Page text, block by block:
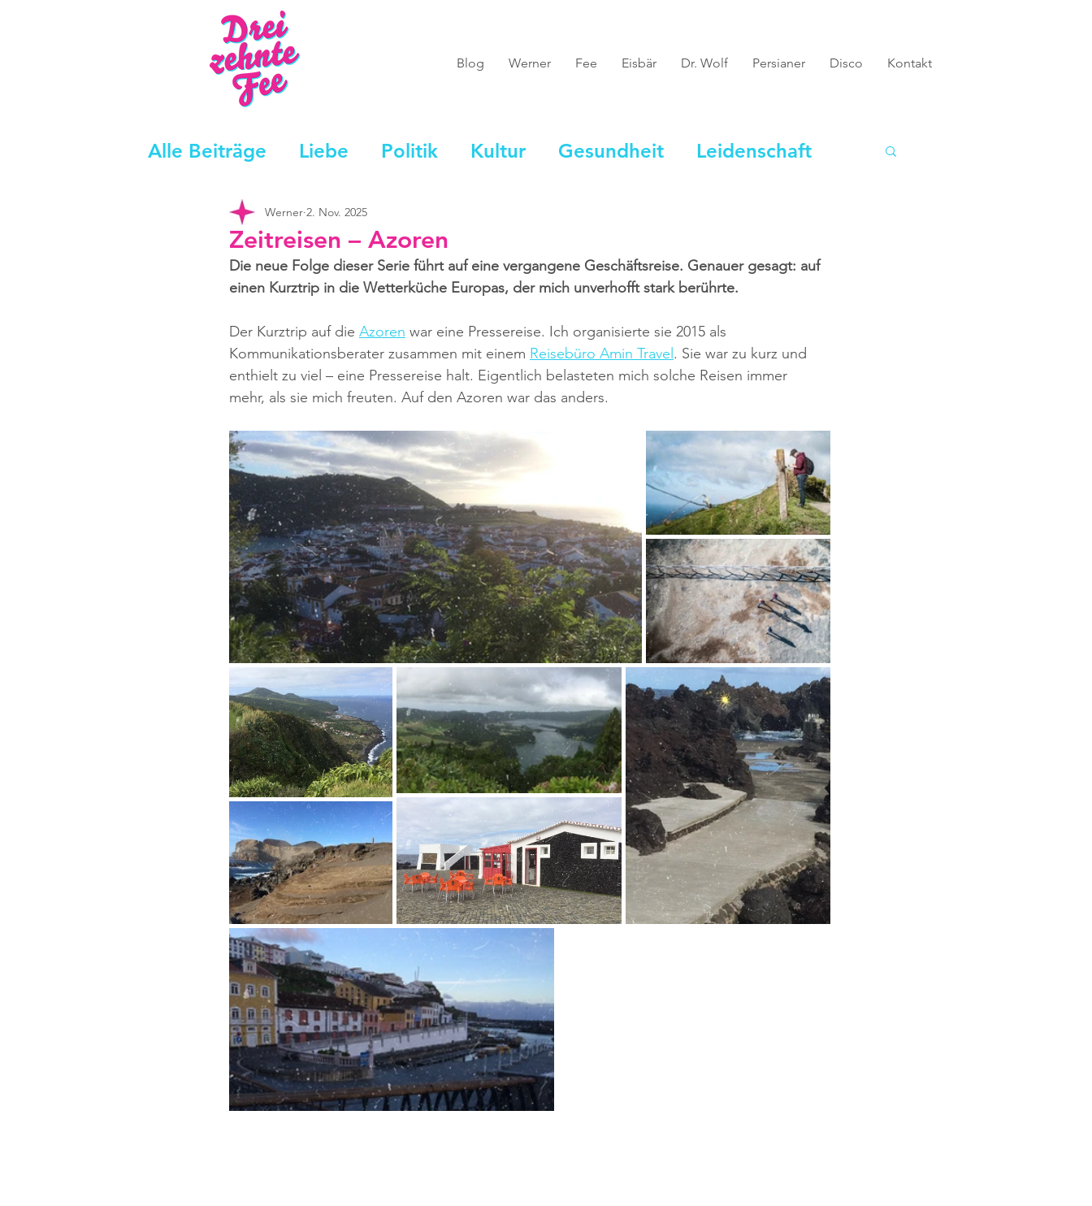
Blog Werner Fee Eisbär Dr. Wolf Persianer Disco Kontakt
Alle Beiträge Liebe Politik Kultur Gesundheit Leidenschaft
Zeitreisen – Azoren
Werner 2. Nov. 2025
Die neue Folge dieser Serie führt auf eine vergangene Geschäftsreise. Genauer gesagt: auf
einen Kurztrip in die Wetterküche Europas, der mich unverhofft stark berührte.
Der Kurztrip auf die Azoren war eine Pressereise. Ich organisierte sie 2015 als
Kommunikationsberater zusammen mit einem Reisebüro Amin Travel . Sie war zu kurz und
enthielt zu viel – eine Pressereise halt. Eigentlich belasteten mich solche Reisen immer
mehr, als sie mich freuten. Auf den Azoren war das anders.